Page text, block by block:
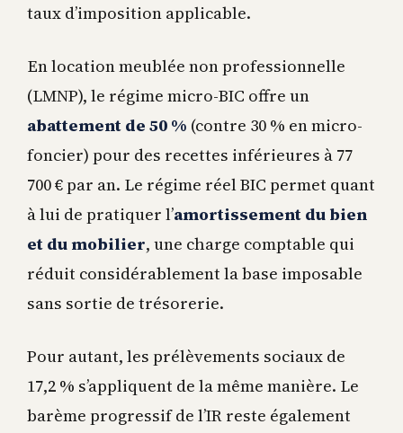
taux d’imposition applicable.
En location meublée non professionnelle
(LMNP), le régime micro-BIC offre un
abattement de 50 % (contre 30 % en micro-
foncier) pour des recettes inférieures à 77
700 € par an. Le régime réel BIC permet quant
à lui de pratiquer l’amortissement du bien
et du mobilier, une charge comptable qui
réduit considérablement la base imposable
sans sortie de trésorerie.
Pour autant, les prélèvements sociaux de
17,2 % s’appliquent de la même manière. Le
barème progressif de l’IR reste également